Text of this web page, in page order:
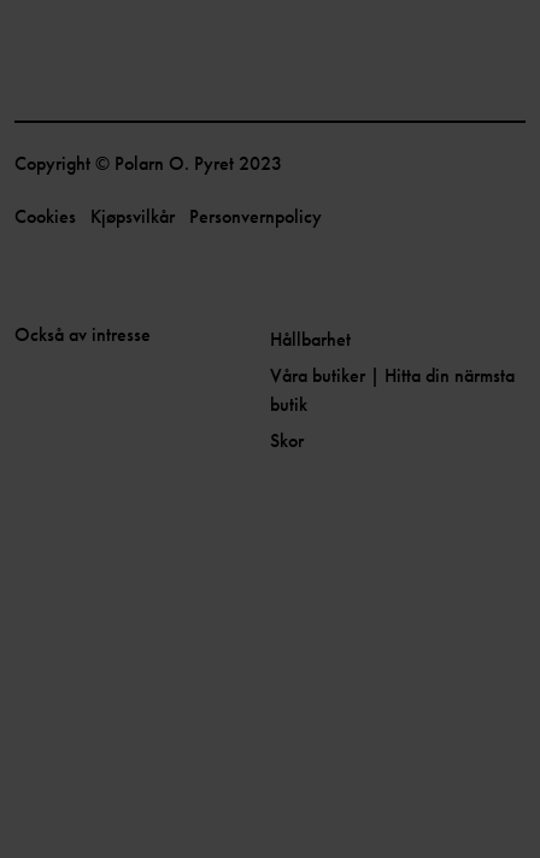
Copyright © Polarn O. Pyret 2023
Cookies Kjøpsvilkår Personvernpolicy
Också av intresse
Hållbarhet
Våra butiker | Hitta din närmsta
butik
Skor